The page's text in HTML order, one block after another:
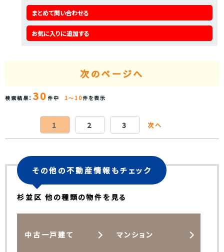
まとめて問い合わせる
お気に入りに追加する
次のページへ
検索結果： 30 件中 1～10件を表示
1 2 3 次へ
その他の不動産情報もチェック
杉並区 他の種類の物件を見る
中古一戸建て マンション